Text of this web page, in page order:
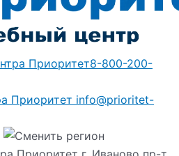
8-800-200-
info@prioritet-